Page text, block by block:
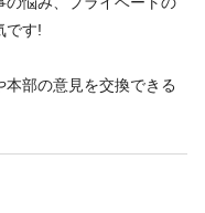
です!
部の意見を交換できる